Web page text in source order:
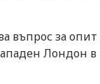
въпрос за
Лондон